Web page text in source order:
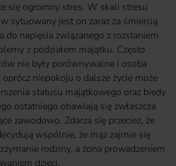
się ogromny stres. W skali stresu
sytuowany jest on zaraz za śmiercią
do napięcia związanego z rozstaniem
z podziałem majątku. Często
nie były porównywalne i osoba
oprócz niepokoju o dalsze życie może
statusu majątkowego oraz biedy
ostatniego obawiają się zwłaszcza
zawodowo. Zdarza się przecież, że
wspólnie, że mąż zajmie się
rodziny, a żona prowadzeniem
dzieci.